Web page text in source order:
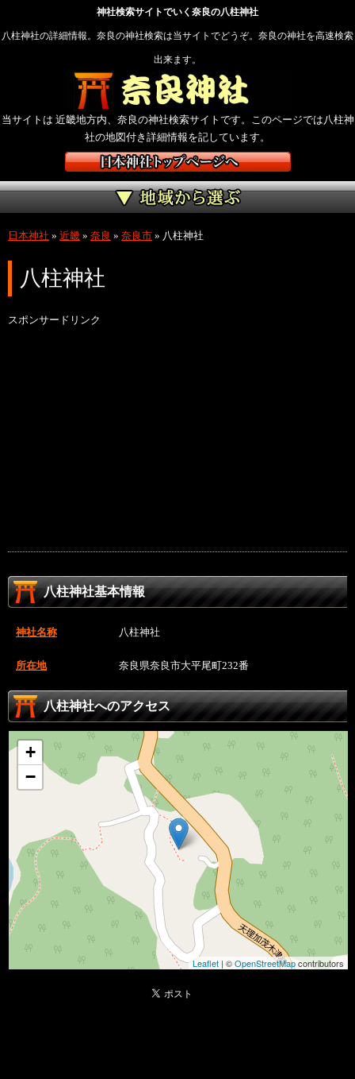
神社検索サイトでいく奈良の八柱神社
八柱神社の詳細情報。奈良の神社検索は当サイトでどうぞ。奈良の神社を高速検索
出来ます。
当サイトは 近畿地方内、奈良の神社検索サイトです。このページでは八柱神
社の地図付き詳細情報を記しています。
日本神社 » 近畿 » 奈良 » 奈良市 » 八柱神社
八柱神社
スポンサードリンク
八柱神社基本情報
神社名称 八柱神社
所在地 奈良県奈良市大平尾町232番
八柱神社へのアクセス
+
−
Leaflet | ©OpenStreetMapcontributors